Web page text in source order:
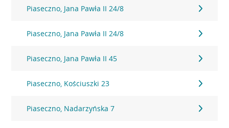
Piaseczno, Jana Pawła II 24/8
Piaseczno, Jana Pawła II 24/8
Piaseczno, Jana Pawła II 45
Piaseczno, Kościuszki 23
Piaseczno, Nadarzyńska 7